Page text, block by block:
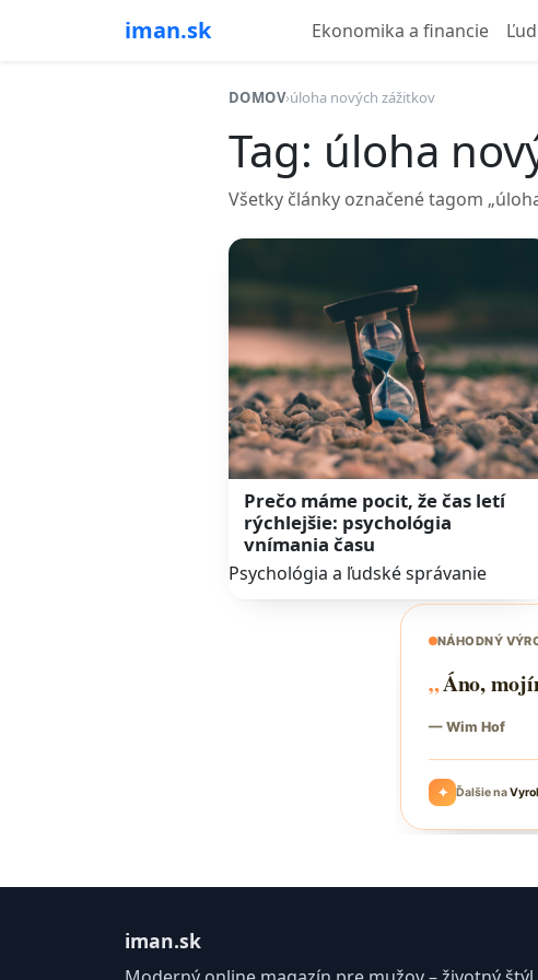
iman.sk Ekonomika a financie
DOMOV›úloha nových zážitkov
Tag: úloha
Všetky články označené tagom
Prečo máme pocit, že čas letí
rýchlejšie: psychológia
vnímania času
Psychológia a ľudské správanie
iman.sk